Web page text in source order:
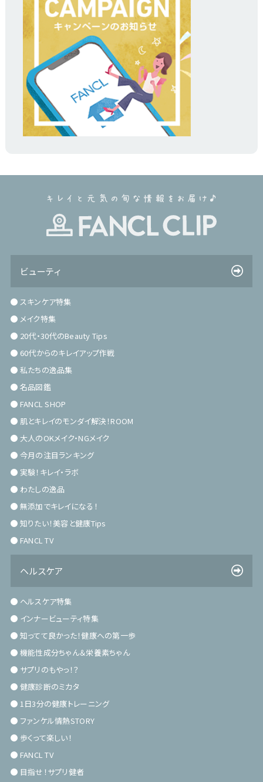
ビューティ
スキンケア特集
メイク特集
20代・30代のBeauty Tips
60代からのキレイアップ作戦
私たちの逸品集
名品図鑑
FANCL SHOP
肌とキレイのモンダイ解決！ROOM
大人のOKメイク・NGメイク
今月の注目ランキング
実験！キレイ・ラボ
わたしの逸品
無添加でキレイになる！
知りたい！美容と健康Tips
FANCL TV
ヘルスケア
ヘルスケア特集
インナービューティ特集
知ってて良かった！健康への第一歩
機能性成分ちゃん＆栄養素ちゃん
サプリのもやっ！？
健康診断のミカタ
1日3分の健康トレーニング
ファンケル情熱STORY
歩くって楽しい！
FANCL TV
目指せ！サプリ健者